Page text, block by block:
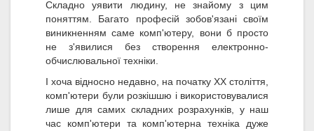
Складно уявити людину, не знайому з цим
поняттям. Багато професій зобов'язані своїм
виникненням саме комп'ютеру, вони б просто
не з'явилися без створення електронно-
обчислювальної техніки.
І хоча відносно недавно, на початку XX століття,
комп'ютери були розкішшю і використовувалися
лише для самих складних розрахунків, у наш
час комп'ютери та комп'ютерна техніка дуже